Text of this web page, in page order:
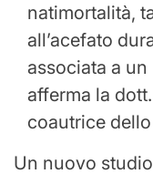
natimortalità,
all’acefato
associata a
afferma la
coautrice
Un nuovo